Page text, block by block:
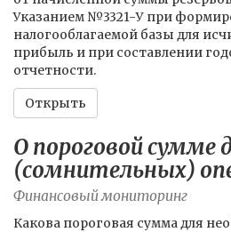
Указанием №3321-У при
налогооблагаемой базы для
прибыль и при составлении
отчетности.
Открыть
О пороговой сумме
(сомнительных)
Финансовый мониторинг
Какова пороговая сумма для